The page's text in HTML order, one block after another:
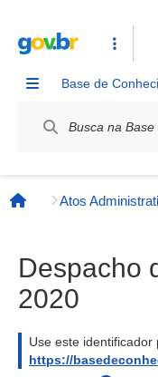
Base de
Página inicial
Atos
Despacho
2020
Use este
https://